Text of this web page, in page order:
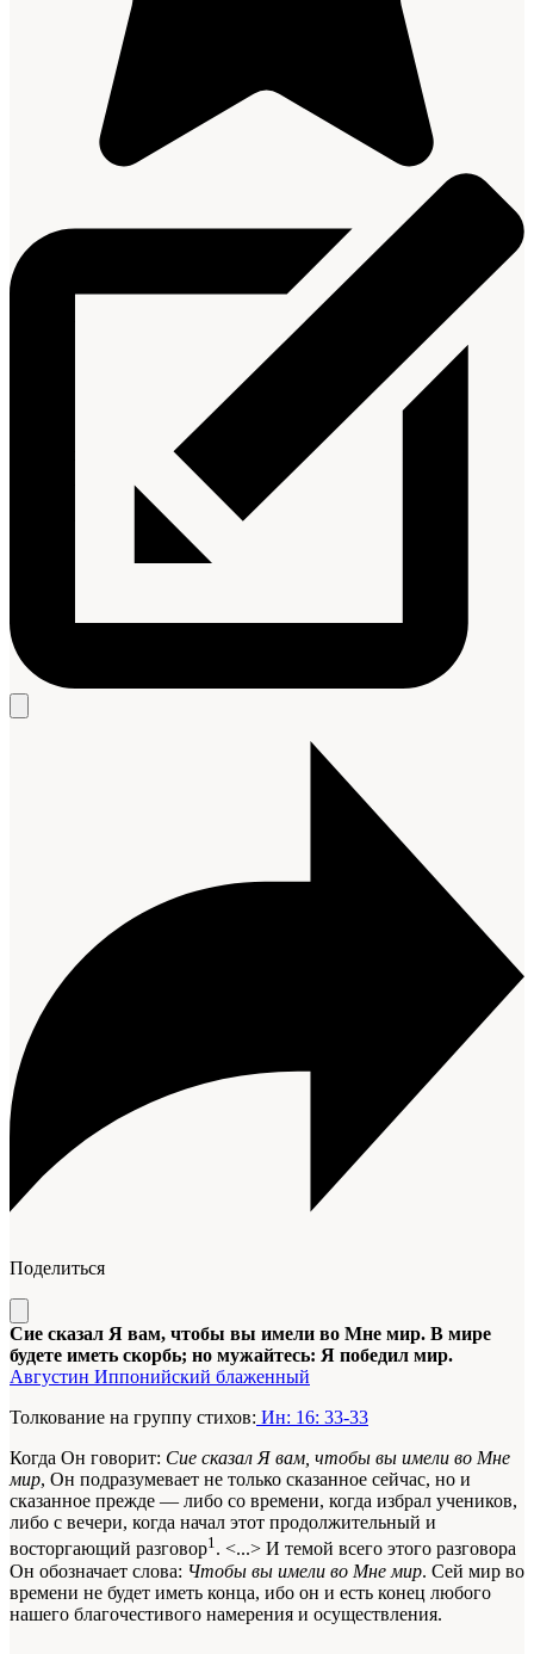
Поделиться
Сие сказал Я вам, чтобы вы имели во Мне мир. В мире
будете иметь скорбь; но мужайтесь: Я победил мир.
Августин Иппонийский блаженный
Толкование на группу стихов: Ин: 16: 33-33
Когда Он говорит: Сие сказал Я вам, чтобы вы имели во Мне
мир, Он подразумевает не только сказанное сейчас, но и
сказанное прежде — либо со времени, когда избрал учеников,
либо с вечери, когда начал этот продолжительный и
восторгающий разговор1. <...> И темой всего этого разговора
Он обозначает слова: Чтобы вы имели во Мне мир. Сей мир во
времени не будет иметь конца, ибо он и есть конец любого
нашего благочестивого намерения и осуществления.